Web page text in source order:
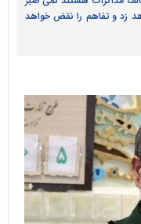
زد و تفاهم را نقض خواهد